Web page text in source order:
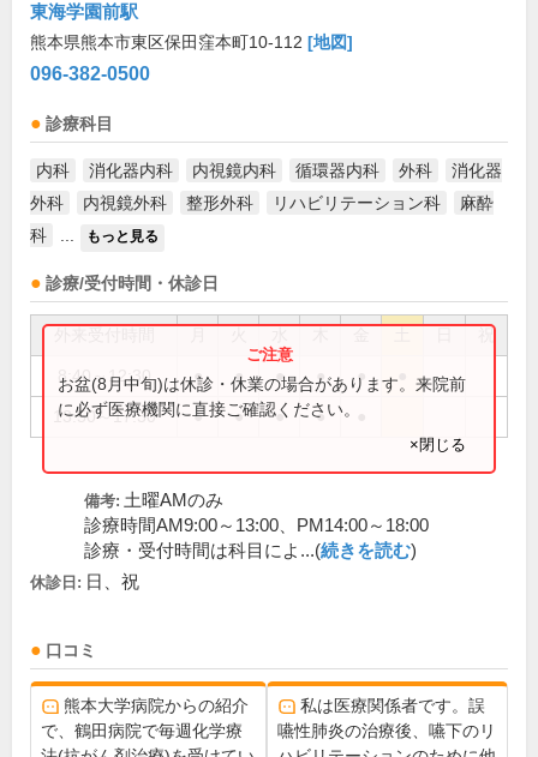
東海学園前駅
熊本県熊本市東区保田窪本町10-112 [地図]
096-382-0500
診療科目
内科 消化器内科 内視鏡内科 循環器内科 外科
消化器
外科
内視鏡外科 整形外科 リハビリテーション科
麻酔
科
もっと見る
診療/受付時間・休診日
祝
8:40～12:30 ● ● ● ● ●
13:50～17:30 ● ● ● ●
お盆(8月中旬)は休診・休業の場合があります。来院前
に必ず医療機関に直接ご確認ください。
×閉じる
備考: 土曜AMのみ
診療時間AM9:00～13:00、PM14:00～18:00
診療・受付時間は科目によ...(続きを読む)
休診日: 日、祝
口コミ
熊本大学病院からの紹介
で、鶴田病院で毎週化学療
私は医療関係者です。誤
嚥性肺炎の治療後、嚥下のリ